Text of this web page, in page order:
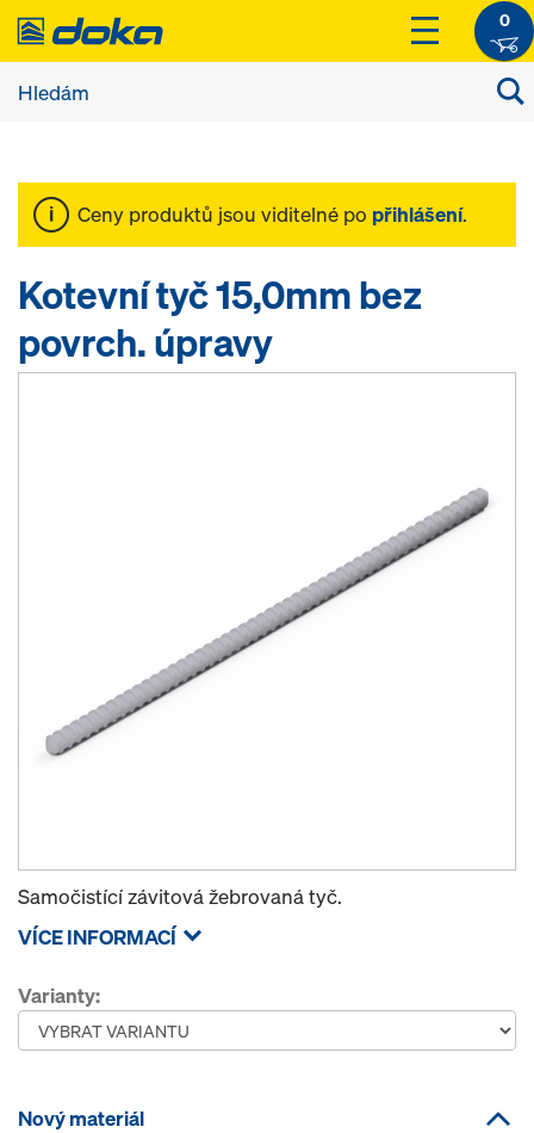
0
Ceny produktů jsou viditelné po přihlášení.
Kotevní tyč 15,0mm bez
povrch. úpravy
Samočistící závitová žebrovaná tyč.
VÍCE INFORMACÍ
Varianty:
Nový materiál